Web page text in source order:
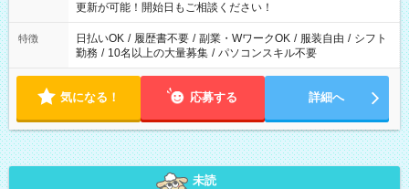
更新が可能！開始日もご相談ください！
特徴 日払いOK / 履歴書不要 / 副業・WワークOK / 服装自由 / シフト
勤務 / 10名以上の大量募集 / パソコンスキル不要
気になる！ 応募する 詳細へ
未読